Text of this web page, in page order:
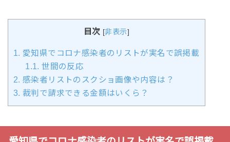
目次 [非表示]
1. 愛知県でコロナ感染者のリストが実名で誤掲載
1.1. 世間の反応
2. 感染者リストのスクショ画像や内容は？
3. 裁判で請求できる金額はいくら？